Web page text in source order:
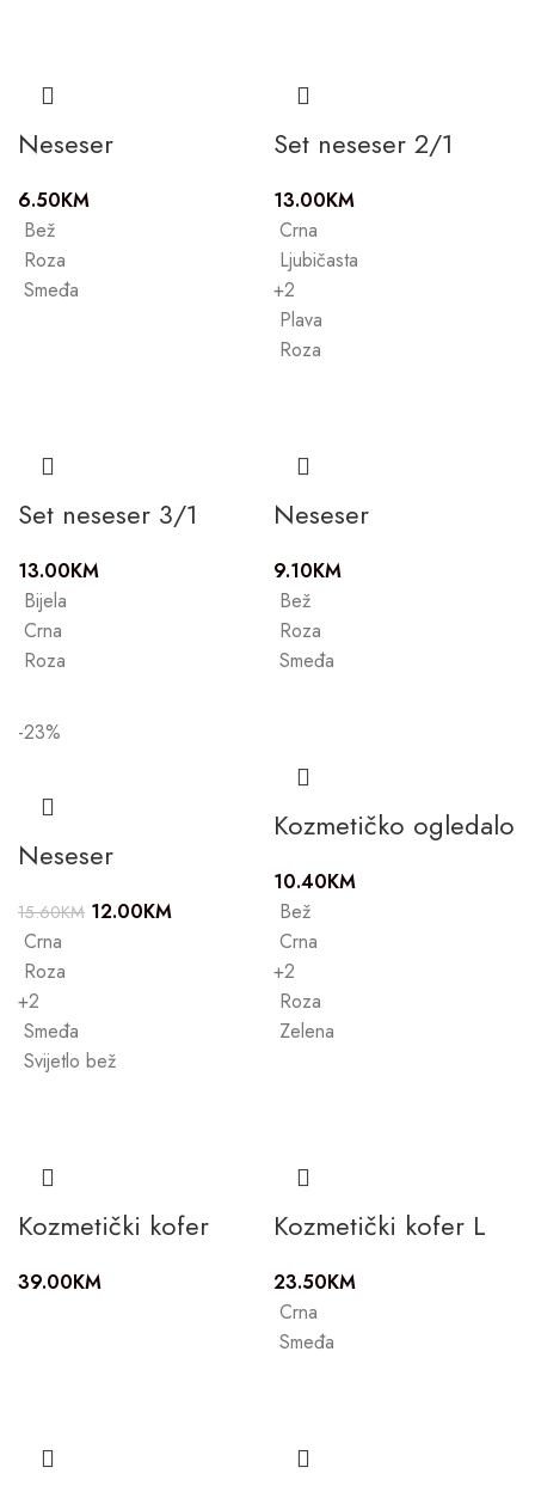
Neseser
6.50KM
Bež
Roza
Smeđa
Set neseser 2/1
13.00KM
Crna
Ljubičasta
+2
Plava
Roza
Set neseser 3/1
13.00KM
Bijela
Crna
Roza
Neseser
9.10KM
Bež
Roza
Smeđa
-23%
Neseser
15.60KM 12.00KM
Crna
Roza
+2
Smeđa
Svijetlo bež
Kozmetičko ogledalo
10.40KM
Bež
Crna
+2
Roza
Zelena
Kozmetički kofer
39.00KM
Kozmetički kofer L
23.50KM
Crna
Smeđa